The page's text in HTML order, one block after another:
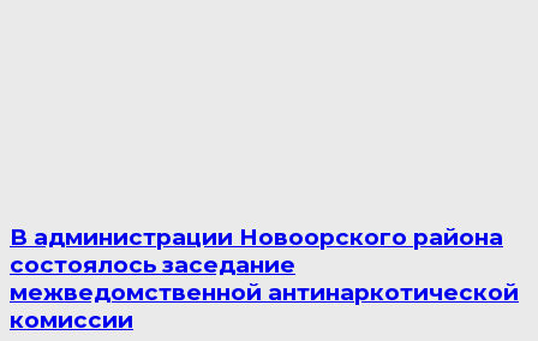
В администрации Новоорского района
состоялось заседание
межведомственной антинаркотической
комиссии